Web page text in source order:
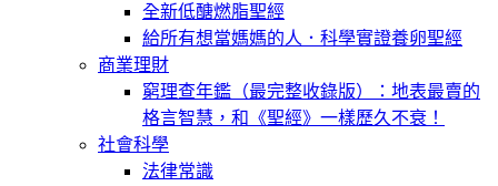
全新低醣燃脂聖經
給所有想當媽媽的人．科學實證養卵聖經
商業理財
窮理查年鑑（最完整收錄版）：地表最賣的
格言智慧，和《聖經》一樣歷久不衰！
社會科學
法律常識